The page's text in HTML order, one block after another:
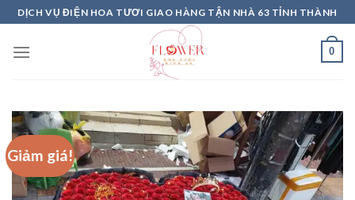
Skip
to
content
DỊCH VỤ ĐIỆN HOA TƯƠI GIAO HÀNG TẬN NHÀ 63 TỈNH THÀNH
0
Giảm giá!